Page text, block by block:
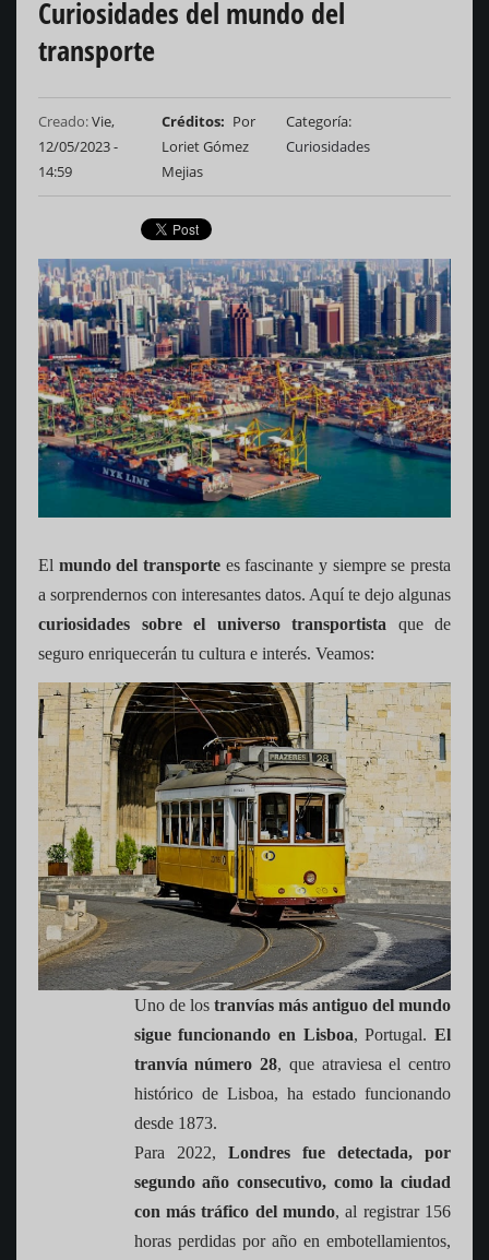
Curiosidades del mundo del
transporte
Creado:Vie,
12/05/2023 -
14:59
Créditos
Por
Loriet Gómez
Mejias
Categoría
Curiosidades
El mundo del transporte es fascinante y siempre se presta
a sorprendernos con interesantes datos. Aquí te dejo algunas
curiosidades sobre el universo transportista que de
seguro enriquecerán tu cultura e interés. Veamos:
Uno de los tranvías más antiguo del mundo
sigue funcionando en Lisboa, Portugal.El
tranvía número 28, que atraviesa el centro
histórico de Lisboa, ha estado funcionando
desde 1873.
Para 2022, Londresfue detectada, por
segundo año consecutivo, como la ciudad
con más tráfico del mundo, al registrar 156
horas perdidas por año en embotellamientos,